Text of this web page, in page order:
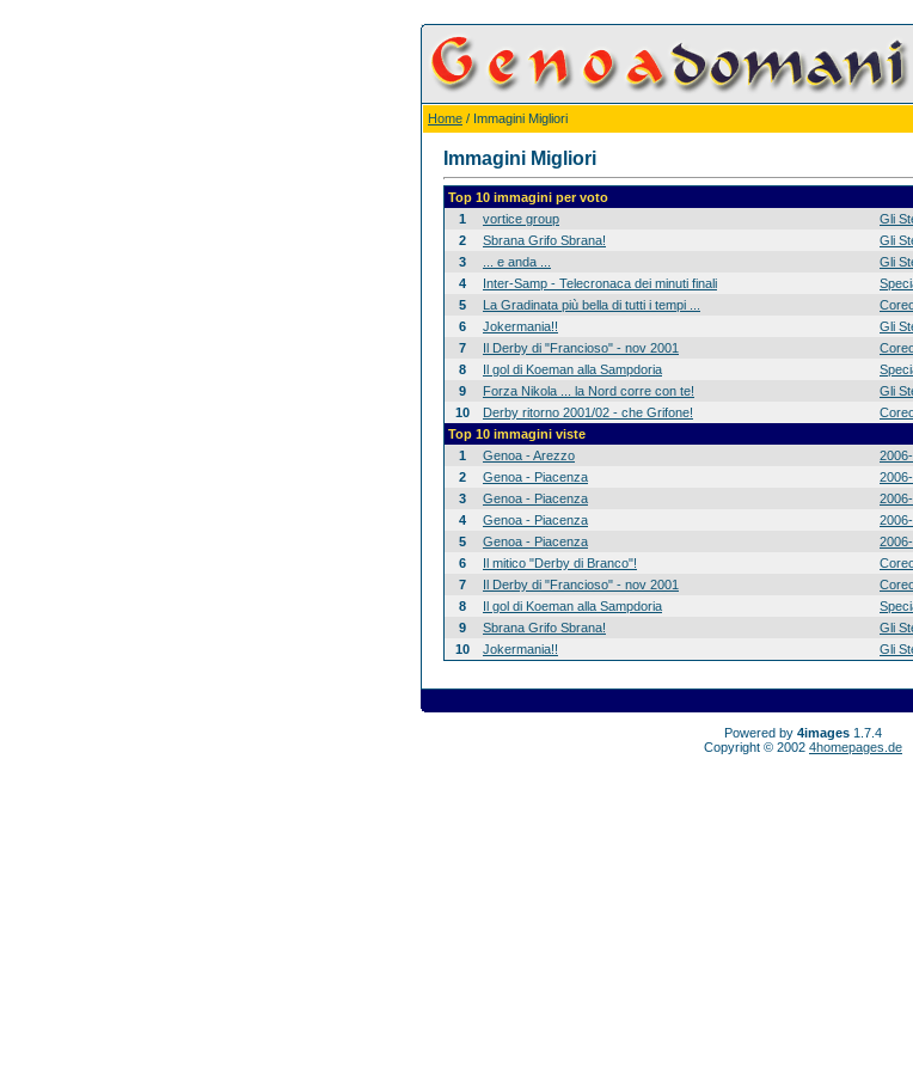
Home / Immagini Migliori
Immagini Migliori
Top 10 immagini per voto
1
vortice group Gli
2
Sbrana Grifo Sbrana! Gli
3
... e anda ... Gli
4
Inter-Samp - Telecronaca dei minuti finali
5
La Gradinata più bella di tutti i tempi ...
6
Jokermania!! Gli
7
Il Derby di "Francioso" - nov 2001
8
Il gol di Koeman alla Sampdoria
9
Forza Nikola ... la Nord corre con te! Gli
10
Derby ritorno 2001/02 - che Grifone!
Top 10 immagini viste
1
Genoa - Arezzo
2
Genoa - Piacenza
3
Genoa - Piacenza
4
Genoa - Piacenza
5
Genoa - Piacenza
6
Il mitico "Derby di Branco"!
7
Il Derby di "Francioso" - nov 2001
8
Il gol di Koeman alla Sampdoria
9
Sbrana Grifo Sbrana! Gli
10
Jokermania!! Gli
Powered by 4images 1.7.4
Copyright © 2002 4homepages.de